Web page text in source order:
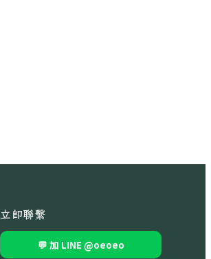
立即聯繫
💬 加 LINE @oeoeo